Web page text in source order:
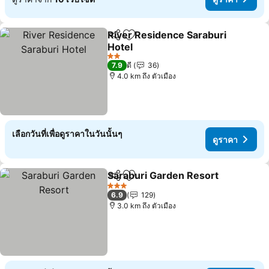
แชร์ เพิ่มในรายการโปรด
River Residence Saraburi
Hotel
ดูราคา
2 ดาว
7.9 ดี
36
4.0 km ถึง ตัวเมือง
เลือกวันที่เพื่อดูราคาในวันนั้นๆ
ดูราคา
แชร์ เพิ่มในรายการโปรด
Saraburi Garden Resort
3 ดาว
6.9
129
3.0 km ถึง ตัวเมือง